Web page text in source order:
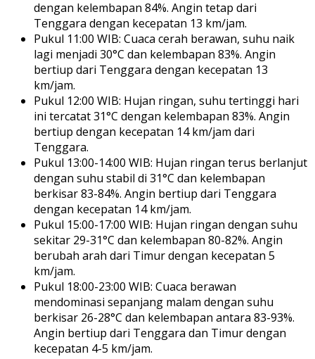
dengan kelembapan 84%. Angin tetap dari
Tenggara dengan kecepatan 13 km/jam.
Pukul 11:00 WIB: Cuaca cerah berawan, suhu naik
lagi menjadi 30°C dan kelembapan 83%. Angin
bertiup dari Tenggara dengan kecepatan 13
km/jam.
Pukul 12:00 WIB: Hujan ringan, suhu tertinggi hari
ini tercatat 31°C dengan kelembapan 83%. Angin
bertiup dengan kecepatan 14 km/jam dari
Tenggara.
Pukul 13:00-14:00 WIB: Hujan ringan terus berlanjut
dengan suhu stabil di 31°C dan kelembapan
berkisar 83-84%. Angin bertiup dari Tenggara
dengan kecepatan 14 km/jam.
Pukul 15:00-17:00 WIB: Hujan ringan dengan suhu
sekitar 29-31°C dan kelembapan 80-82%. Angin
berubah arah dari Timur dengan kecepatan 5
km/jam.
Pukul 18:00-23:00 WIB: Cuaca berawan
mendominasi sepanjang malam dengan suhu
berkisar 26-28°C dan kelembapan antara 83-93%.
Angin bertiup dari Tenggara dan Timur dengan
kecepatan 4-5 km/jam.